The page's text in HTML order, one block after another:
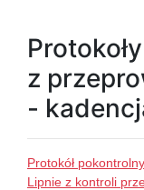
z
-
Protokół
Lipnie z kontroli